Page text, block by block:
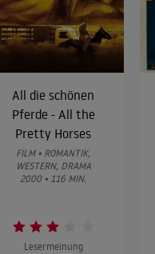
All die schönen
Pferde - All the
Pretty Horses
FILM • ROMANTIK,
WESTERN, DRAMA
2000 • 116 MIN.
Lesermeinung